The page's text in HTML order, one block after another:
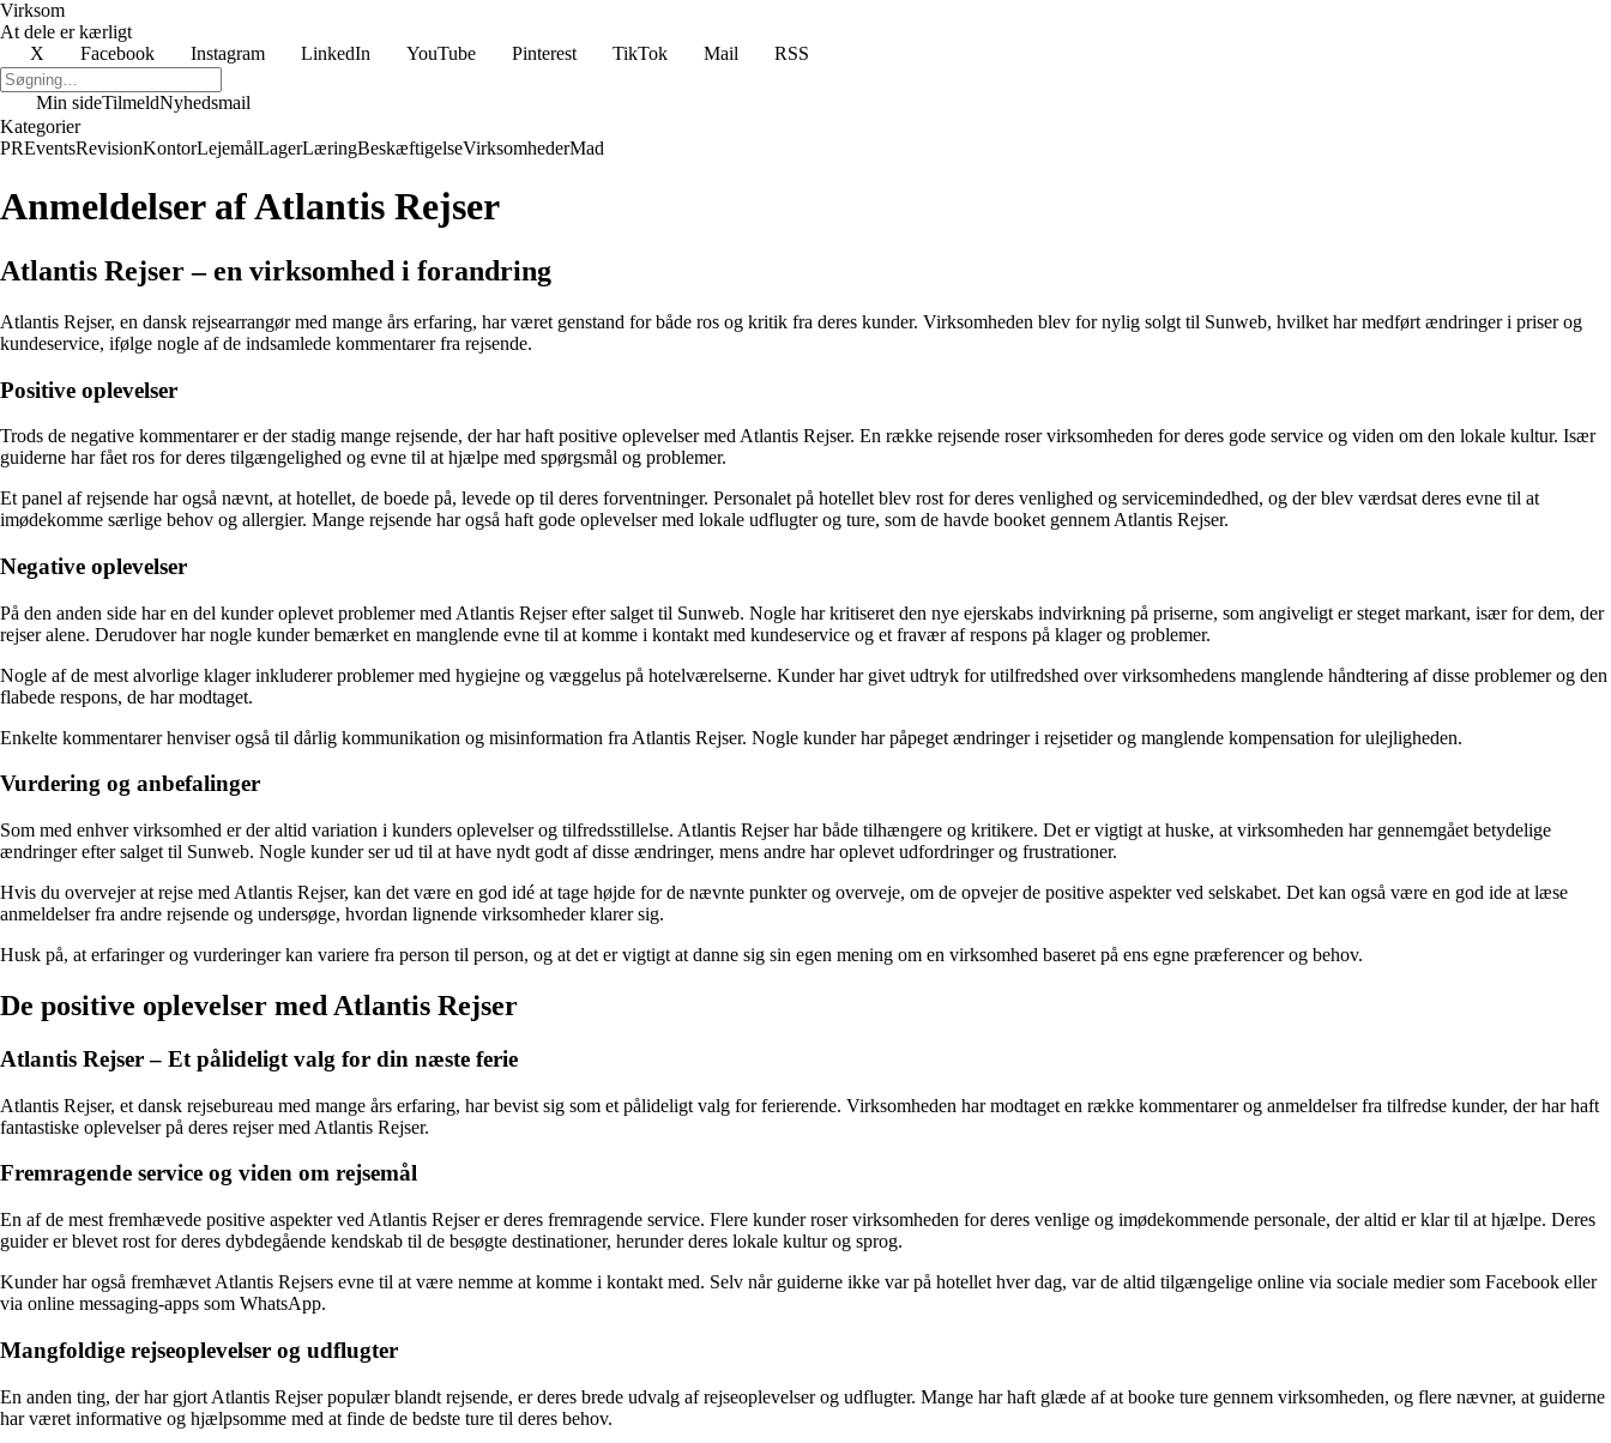
Virksom
At dele er kærligt
X
Facebook Instagram LinkedIn YouTube Pinterest TikTok Mail RSS
Min sideTilmeldNyhedsmail
Kategorier
PREventsRevisionKontorLejemålLagerLæringBeskæftigelseVirksomhederMad
Anmeldelser af Atlantis Rejser
Atlantis Rejser – en virksomhed i forandring
Atlantis Rejser, en dansk rejsearrangør med mange års erfaring, har været genstand for både ros og kritik fra deres kunder. Virksomheden blev for nylig solgt til Sunweb, hvilket har medført ændringer i priser og
kundeservice, ifølge nogle af de indsamlede kommentarer fra rejsende.
Positive oplevelser
Trods de negative kommentarer er der stadig mange rejsende, der har haft positive oplevelser med Atlantis Rejser. En række rejsende roser virksomheden for deres gode service og viden om den lokale kultur. Især
guiderne har fået ros for deres tilgængelighed og evne til at hjælpe med spørgsmål og problemer.
Et panel af rejsende har også nævnt, at hotellet, de boede på, levede op til deres forventninger. Personalet på hotellet blev rost for deres venlighed og servicemindedhed, og der blev værdsat deres evne til at
imødekomme særlige behov og allergier. Mange rejsende har også haft gode oplevelser med lokale udflugter og ture, som de havde booket gennem Atlantis Rejser.
Negative oplevelser
På den anden side har en del kunder oplevet problemer med Atlantis Rejser efter salget til Sunweb. Nogle har kritiseret den nye ejerskabs indvirkning på priserne, som angiveligt er steget markant, især for dem, der
rejser alene. Derudover har nogle kunder bemærket en manglende evne til at komme i kontakt med kundeservice og et fravær af respons på klager og problemer.
Nogle af de mest alvorlige klager inkluderer problemer med hygiejne og væggelus på hotelværelserne. Kunder har givet udtryk for utilfredshed over virksomhedens manglende håndtering af disse problemer og den
flabede respons, de har modtaget.
Enkelte kommentarer henviser også til dårlig kommunikation og misinformation fra Atlantis Rejser. Nogle kunder har påpeget ændringer i rejsetider og manglende kompensation for ulejligheden.
Vurdering og anbefalinger
Som med enhver virksomhed er der altid variation i kunders oplevelser og tilfredsstillelse. Atlantis Rejser har både tilhængere og kritikere. Det er vigtigt at huske, at virksomheden har gennemgået betydelige
ændringer efter salget til Sunweb. Nogle kunder ser ud til at have nydt godt af disse ændringer, mens andre har oplevet udfordringer og frustrationer.
Hvis du overvejer at rejse med Atlantis Rejser, kan det være en god idé at tage højde for de nævnte punkter og overveje, om de opvejer de positive aspekter ved selskabet. Det kan også være en god ide at læse
anmeldelser fra andre rejsende og undersøge, hvordan lignende virksomheder klarer sig.
Husk på, at erfaringer og vurderinger kan variere fra person til person, og at det er vigtigt at danne sig sin egen mening om en virksomhed baseret på ens egne præferencer og behov.
De positive oplevelser med Atlantis Rejser
Atlantis Rejser – Et pålideligt valg for din næste ferie
Atlantis Rejser, et dansk rejsebureau med mange års erfaring, har bevist sig som et pålideligt valg for ferierende. Virksomheden har modtaget en række kommentarer og anmeldelser fra tilfredse kunder, der har haft
fantastiske oplevelser på deres rejser med Atlantis Rejser.
Fremragende service og viden om rejsemål
En af de mest fremhævede positive aspekter ved Atlantis Rejser er deres fremragende service. Flere kunder roser virksomheden for deres venlige og imødekommende personale, der altid er klar til at hjælpe. Deres
guider er blevet rost for deres dybdegående kendskab til de besøgte destinationer, herunder deres lokale kultur og sprog.
Kunder har også fremhævet Atlantis Rejsers evne til at være nemme at komme i kontakt med. Selv når guiderne ikke var på hotellet hver dag, var de altid tilgængelige online via sociale medier som Facebook eller
via online messaging-apps som WhatsApp.
Mangfoldige rejseoplevelser og udflugter
En anden ting, der har gjort Atlantis Rejser populær blandt rejsende, er deres brede udvalg af rejseoplevelser og udflugter. Mange har haft glæde af at booke ture gennem virksomheden, og flere nævner, at guiderne
har været informative og hjælpsomme med at finde de bedste ture til deres behov.